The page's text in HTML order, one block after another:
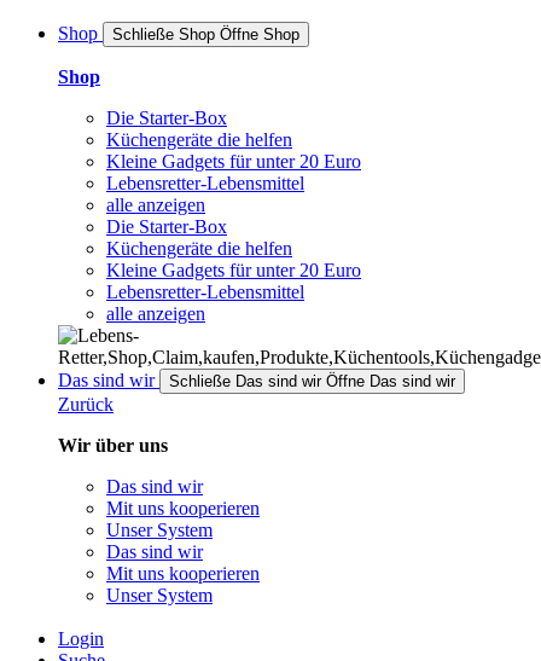
Shop Schließe Shop Öffne Shop
Shop
Die Starter-Box
Küchengeräte die helfen
Kleine Gadgets für unter 20 Euro
Lebensretter-Lebensmittel
alle anzeigen
Die Starter-Box
Küchengeräte die helfen
Kleine Gadgets für unter 20 Euro
Lebensretter-Lebensmittel
alle anzeigen
Das sind wir Schließe Das sind wir Öffne Das sind wir
Zurück
Wir über uns
Das sind wir
Mit uns kooperieren
Unser System
Das sind wir
Mit uns kooperieren
Unser System
Login